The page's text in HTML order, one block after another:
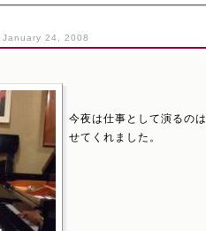
January 24, 2008
今夜は仕事として演るの
せてくれました。